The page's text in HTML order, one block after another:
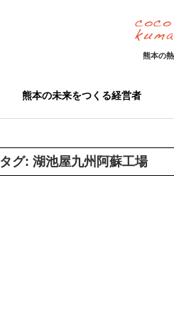
熊本の
熊本の未来をつくる経営者
タグ: 湖池屋九州阿蘇工場